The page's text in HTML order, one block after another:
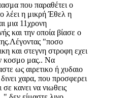
που παραθέτει ο
λέει η μικρή Έθελ η
μια 11χρονη
και την οποία βίασε ο
"ποσο
και στεγνη στροφη εχει
κοσμο μας.. Να
ως αιρετικο ή χυδαιο
χαρα, που προσφερει
σε κανει να νιωθεις